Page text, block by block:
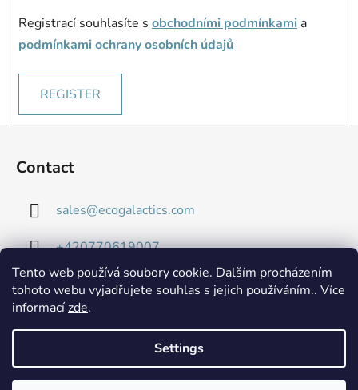
Tento web používá soubory cookie. Dalším procházením
tohoto webu vyjadřujete souhlas s jejich používáním.. Více
informacízde.
Settings
Registrací souhlasíte s obchodními podmínkami a
podmínkami ochrany osobních údajů
REGISTER
r
Contact
sales@ecogalactics.com
+420770619007